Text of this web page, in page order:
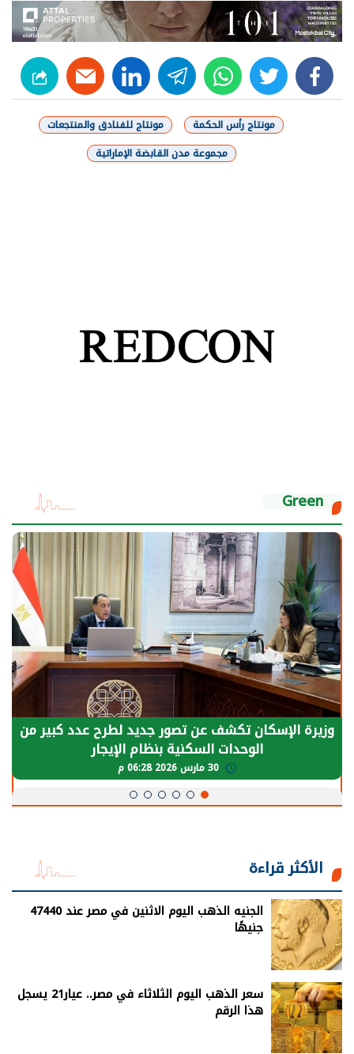
facebook
twitter
whats
telegram
linkedin
مونتاج رأس الحكمة
مونتاج للفنادق والمنتجعات
مجموعة مدن القابضة الإماراتية
Green
الرئيس السيسي: توقف الأنشطة في قطاع الطاقة
يحتاج إلى سنوات لعودة معدلات الإنتاج الطبيعية
الأكثر قراءة
الجنيه الذهب اليوم الاثنين في مصر عند 47440
جنيهًا
سعر الذهب اليوم الثلاثاء في مصر.. عيار21 يسجل
هذا الرقم